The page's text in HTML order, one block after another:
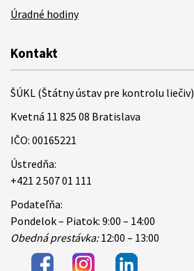
Úradné hodiny
Kontakt
ŠÚKL (Štátny ústav pre kontrolu liečiv)
Kvetná 11 825 08 Bratislava
IČO: 00165221
Ústredňa:
+421 2 507 01 111
Podateľňa:
Pondelok – Piatok: 9:00 – 14:00
Obedná prestávka:12:00 – 13:00